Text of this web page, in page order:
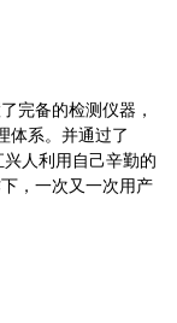
完备的检测仪器，
系。 并通过了
人利用自己辛勤的
，一次又一次用产